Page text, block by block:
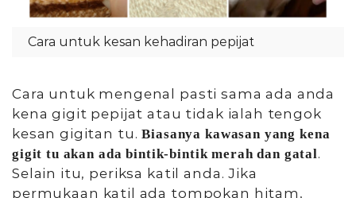
Cara untuk kesan kehadiran pepijat
Cara untuk mengenal pasti sama ada anda
kena gigit pepijat atau tidak ialah tengok
kesan gigitan tu.Biasanya kawasan yang kena
gigit tu akan ada bintik-bintik merah dan gatal.
Selain itu, periksa katil anda. Jika
permukaan katil ada tompokan hitam,